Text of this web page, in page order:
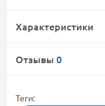
Характеристики
Отзывы 0
Теги: